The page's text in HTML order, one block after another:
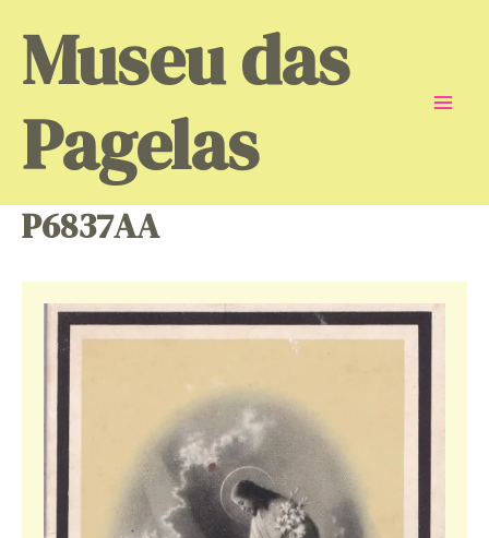
content
Museu das
Pagelas
P6837AA